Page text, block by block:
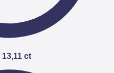
13,11 ct